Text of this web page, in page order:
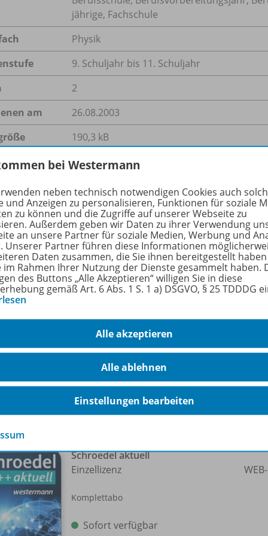
jährige, Fachschule
Physik
9. Schuljahr bis 11. Schuljahr
2
am
26.08.2003
190,3 kB
PDF-Dokument
50 Millionen Menschen waren in den USA und Kanada
betroffen. In Deutschland versicherten die großen
Stromausfall nicht zu befürchten sei. Sind bei uns
des Arbeitsblattes erarbeiten sich die Schülerinnen und
und erörtern die Risiken eines
Schroedel aktuell
Einzellizenz
Komplettabo
Sofort verfügbar
bei Westermann
neben technisch notwendigen Cookies auch
und Anzeigen zu personalisieren, Funktionen für soziale
zu können und die Zugriffe auf unserer Webseite zu
Außerdem geben wir Daten zu ihrer Verwendung
an unsere Partner für soziale Medien, Werbung und
Unserer Partner führen diese Informationen
Daten zusammen, die Sie ihnen bereitgestellt
im Rahmen Ihrer Nutzung der Dienste gesammelt haben.
des Buttons „Alle Akzeptieren“ willigen Sie in diese
gemäß Art. 6 Abs. 1 S. 1 a) DSGVO, § 25 TDDDG
Alle akzeptieren
Alle ablehnen
Einstellungen bearbeiten